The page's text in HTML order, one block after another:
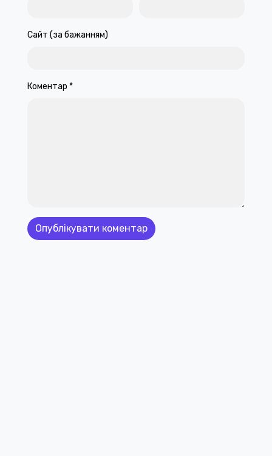
Сайт (за бажанням)
Коментар *